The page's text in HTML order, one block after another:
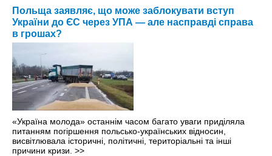
Польща заявляє, що може заблокувати вступ
України до ЄС через УПА — але насправді справа
в грошах?
«Україна молода» останнім часом багато уваги приділяла
питанням погіршення польсько-українських відносин,
висвітлювала історичні, політичні, територіальні та інші
причини кризи. >>